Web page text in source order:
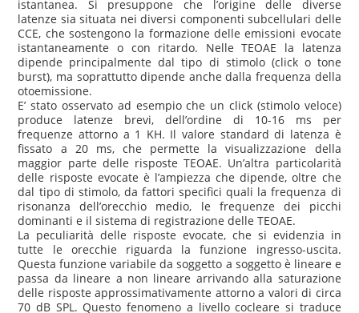
istantanea. Si presuppone che l’origine delle diverse
latenze sia situata nei diversi componenti subcellulari delle
CCE, che sostengono la formazione delle emissioni evocate
istantaneamente o con ritardo. Nelle TEOAE la latenza
dipende principalmente dal tipo di stimolo (click o tone
burst), ma soprattutto dipende anche dalla frequenza della
otoemissione.
E’ stato osservato ad esempio che un click (stimolo veloce)
produce latenze brevi, dell’ordine di 10-16 ms per
frequenze attorno a 1 KH. Il valore standard di latenza è
fissato a 20 ms, che permette la visualizzazione della
maggior parte delle risposte TEOAE. Un’altra particolarità
delle risposte evocate è l’ampiezza che dipende, oltre che
dal tipo di stimolo, da fattori specifici quali la frequenza di
risonanza dell’orecchio medio, le frequenze dei picchi
dominanti e il sistema di registrazione delle TEOAE.
La peculiarità delle risposte evocate, che si evidenzia in
tutte le orecchie riguarda la funzione ingresso-uscita.
Questa funzione variabile da soggetto a soggetto è lineare e
passa da lineare a non lineare arrivando alla saturazione
delle risposte approssimativamente attorno a valori di circa
70 dB SPL. Questo fenomeno a livello cocleare si traduce